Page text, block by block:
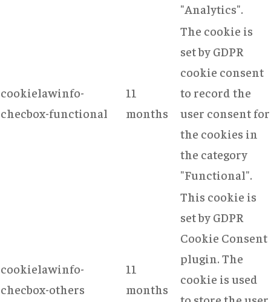
"Analytics".
cookielawinfo-
checbox-functional
11
months
The cookie is
set by GDPR
cookie consent
to record the
user consent for
the cookies in
the category
"Functional".
cookielawinfo-
checbox-others
11
months
This cookie is
set by GDPR
Cookie Consent
plugin. The
cookie is used